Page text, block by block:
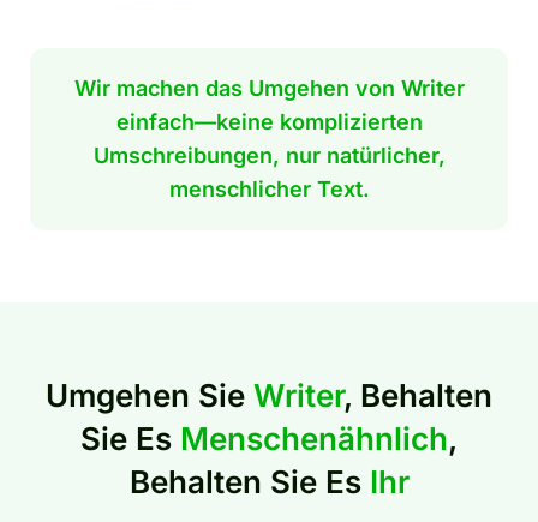
Wir machen das Umgehen von Writer
einfach—keine komplizierten
Umschreibungen, nur natürlicher,
menschlicher Text.
Umgehen Sie Writer, Behalten
Sie Es Menschenähnlich,
Behalten Sie Es Ihr